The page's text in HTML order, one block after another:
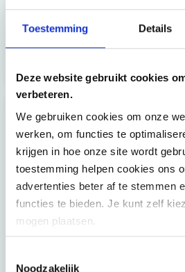
Toestemming Details
Deze website gebruikt cookies
verbeteren.
We gebruiken cookies om onze
werken, om functies te
krijgen in hoe onze site wordt
toestemming helpen cookies ons
advertenties beter af te stemmen
functies te bieden. Je kunt zelf
mogen plaatsen.
Noodzakelijk
Viro vzw deed beroep op Möbius
Comfort en zorg in het nieuwe
UZ Gent heeft het nieuwe